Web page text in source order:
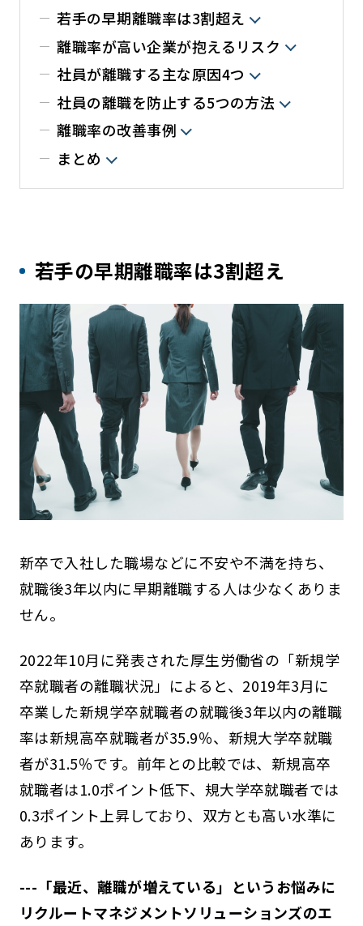
若手の早期離職率は3割超え
離職率が高い企業が抱えるリスク
社員が離職する主な原因4つ
社員の離職を防止する5つの方法
離職率の改善事例
まとめ
若手の早期離職率は3割超え
新卒で入社した職場などに不安や不満を持ち、
就職後3年以内に早期離職する人は少なくありま
せん。
2022年10月に発表された厚生労働省の「新規学
卒就職者の離職状況」によると、2019年3月に
卒業した新規学卒就職者の就職後3年以内の離職
率は新規高卒就職者が35.9％、新規大学卒就職
者が31.5％です。前年との比較では、新規高卒
就職者は1.0ポイント低下、規大学卒就職者では
0.3ポイント上昇しており、双方とも高い水準に
あります。
---「最近、離職が増えている」というお悩みに
リクルートマネジメントソリューションズのエ